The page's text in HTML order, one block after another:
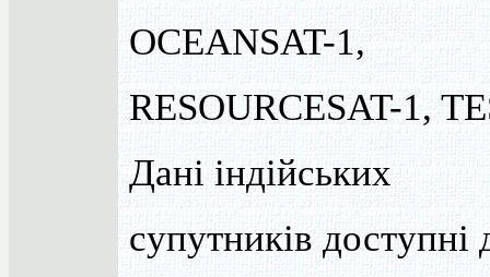
OCEANSAT-1,
RESOURCESAT-1,
Дані індійських
супутників доступні